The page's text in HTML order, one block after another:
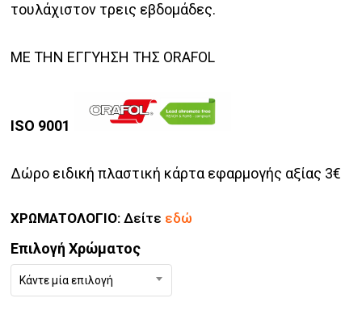
τουλάχιστον τρεις εβδομάδες.
ΜΕ ΤΗΝ ΕΓΓΥΗΣΗ ΤΗΣ ORAFOL
ISO 9001
Δώρο ειδική πλαστική κάρτα εφαρμογής αξίας 3€
ΧΡΩΜΑΤΟΛΟΓΙΟ: Δείτε εδώ
Επιλογή Χρώματος
Κάντε μία επιλογή